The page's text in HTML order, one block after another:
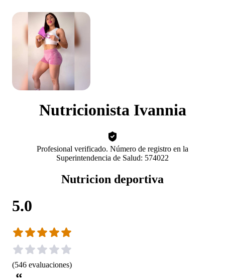
Nutricionista Ivannia
Profesional verificado. Número de registro en la
Superintendencia de Salud: 574022
Nutricion deportiva
5.0
(546 evaluaciones)